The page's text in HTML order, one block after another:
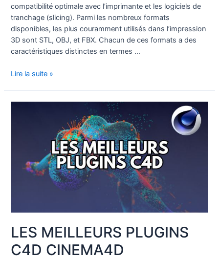
compatibilité optimale avec l’imprimante et les logiciels de
tranchage (slicing). Parmi les nombreux formats
disponibles, les plus couramment utilisés dans l’impression
3D sont STL, OBJ, et FBX. Chacun de ces formats a des
caractéristiques distinctes en termes …
Comparaison
l’impression
FBX
Lire la suite »
LES MEILLEURS PLUGINS
C4D CINEMA4D